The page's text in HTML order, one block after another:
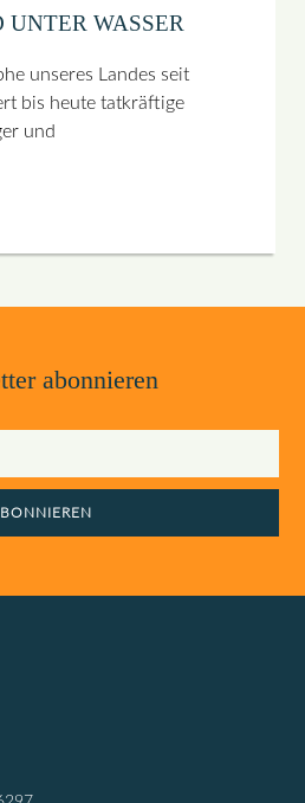
WASSER
unseres Landes seit
bis heute tatkräftige
und
abonnieren